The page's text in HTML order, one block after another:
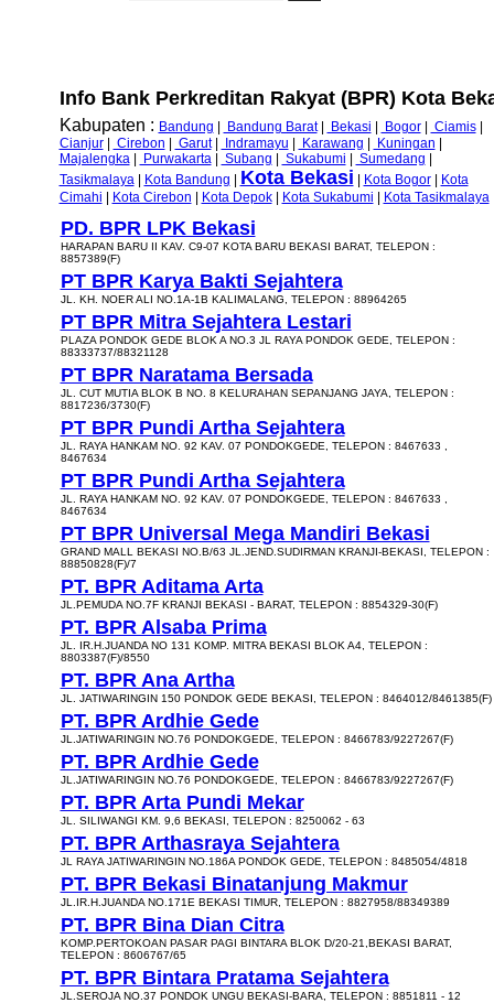
Info Bank Perkreditan Rakyat (BPR) Kota
Kabupaten : Bandung Bandung Barat| Bekasi Bogor| Ciamis|
Cianjur| Cirebon Garut| Indramayu Karawang Kuningan
Majalengka| Purwakarta| Subang Sukabumi Sumedang
Tasikmalaya| Kota Bandung Kota Bekasi Kota Bogor|
Kota
Cimahi
Kota Cirebon Kota Depok| Kota Sukabumi Kota Tasikmalaya
PD. BPR LPK Bekasi
HARAPAN BARU II KAV. C9-07 KOTA BARU BEKASI BARAT, TELEPON :
8857389(F)
PT BPR Karya Bakti Sejahtera
JL. KH. NOER ALI NO.1A-1B KALIMALANG, TELEPON : 88964265
PT BPR Mitra Sejahtera Lestari
PLAZA PONDOK GEDE BLOK A NO.3 JL RAYA PONDOK GEDE, TELEPON :
88333737/88321128
PT BPR Naratama Bersada
JL. CUT MUTIA BLOK B NO. 8 KELURAHAN SEPANJANG JAYA, TELEPON :
8817236/3730(F)
PT BPR Pundi Artha Sejahtera
JL. RAYA HANKAM NO. 92 KAV. 07 PONDOKGEDE, TELEPON : 8467633 ,
8467634
PT BPR Pundi Artha Sejahtera
JL. RAYA HANKAM NO. 92 KAV. 07 PONDOKGEDE, TELEPON : 8467633 ,
8467634
PT BPR Universal Mega Mandiri Bekasi
GRAND MALL BEKASI NO.B/63 JL.JEND.SUDIRMAN KRANJI-BEKASI, TELEPON :
88850828(F)/7
PT. BPR Aditama Arta
JL.PEMUDA NO.7F KRANJI BEKASI - BARAT, TELEPON : 8854329-30(F)
PT. BPR Alsaba Prima
JL. IR.H.JUANDA NO 131 KOMP. MITRA BEKASI BLOK A4, TELEPON :
8803387(F)/8550
PT. BPR Ana Artha
JL. JATIWARINGIN 150 PONDOK GEDE BEKASI, TELEPON : 8464012/8461385(F)
PT. BPR Ardhie Gede
JL.JATIWARINGIN NO.76 PONDOKGEDE, TELEPON : 8466783/9227267(F)
PT. BPR Ardhie Gede
JL.JATIWARINGIN NO.76 PONDOKGEDE, TELEPON : 8466783/9227267(F)
PT. BPR Arta Pundi Mekar
JL. SILIWANGI KM. 9,6 BEKASI, TELEPON : 8250062 - 63
PT. BPR Arthasraya Sejahtera
JL RAYA JATIWARINGIN NO.186A PONDOK GEDE, TELEPON : 8485054/4818
PT. BPR Bekasi Binatanjung Makmur
JL.IR.H.JUANDA NO.171E BEKASI TIMUR, TELEPON : 8827958/88349389
PT. BPR Bina Dian Citra
KOMP.PERTOKOAN PASAR PAGI BINTARA BLOK D/20-21,BEKASI BARAT,
TELEPON : 8606767/65
PT. BPR Bintara Pratama Sejahtera
JL.SEROJA NO.37 PONDOK UNGU BEKASI-BARA, TELEPON : 8851811 - 12